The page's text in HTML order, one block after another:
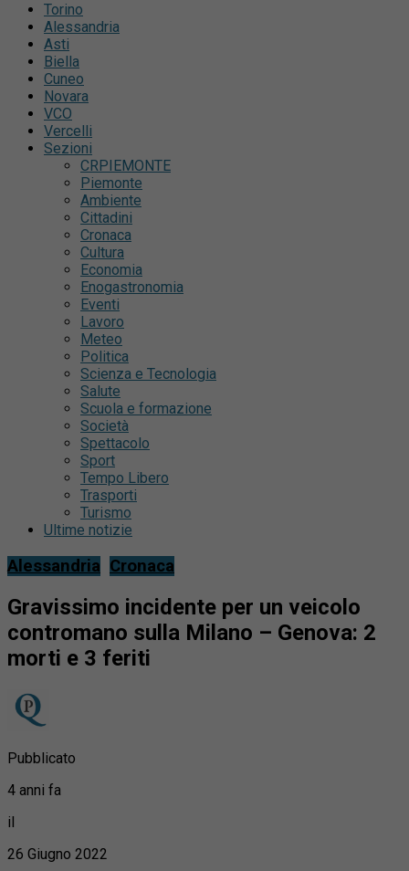
Torino
Alessandria
Asti
Biella
Cuneo
Novara
VCO
Vercelli
Sezioni
CRPIEMONTE
Piemonte
Ambiente
Cittadini
Cronaca
Cultura
Economia
Enogastronomia
Eventi
Lavoro
Meteo
Politica
Scienza e Tecnologia
Salute
Scuola e formazione
Società
Spettacolo
Sport
Tempo Libero
Trasporti
Turismo
Ultime notizie
Alessandria Cronaca
Gravissimo incidente per un veicolo
contromano sulla Milano – Genova: 2
morti e 3 feriti
Pubblicato
4 anni fa
il
26 Giugno 2022